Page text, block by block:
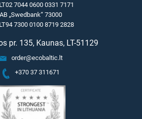
7044 0600 0331 7171
AB „Swedbank“ 73000
7300 0100 8719 2828
pr. 135, Kaunas, LT-51129
order@ecobaltic.lt
+370 37 311671